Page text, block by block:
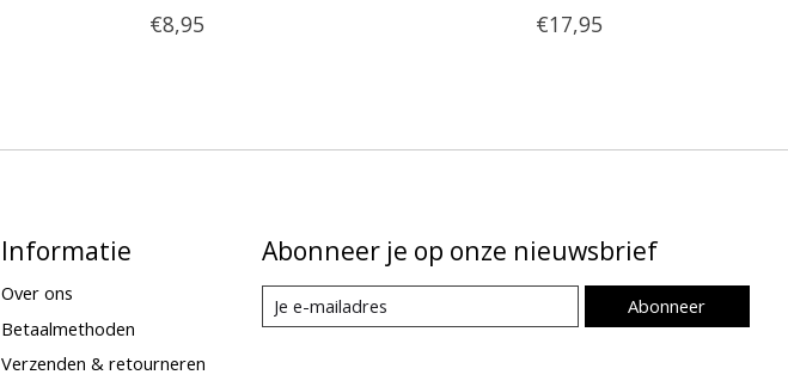
€8,95
€17,95
Informatie
Over ons
Betaalmethoden
Verzenden & retourneren
Abonneer je op onze nieuwsbrief
Abonneer